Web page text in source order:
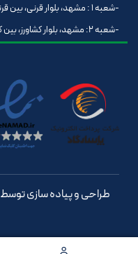
-شعبه 1 : مشهد، بلوار قرنی، بین قرنی 22 و 24 فروشگاه علمایی
-شعبه 2: مشهد، بلوار کشاورز، بین کشاورز 1 و 3، فروشگاه علمایی
طراحی و پیاده سازی توسط